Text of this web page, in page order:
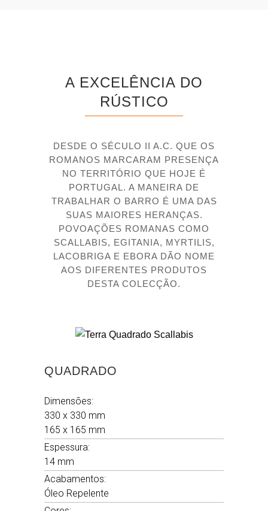
RESISTÊNCIA À FLEXÃO
17 N/MM2
DUREZA DE SUPERFÍCIE (MOHS)
7
RESISTÊNCIA QUÍMICA
UA, UHA
5 %
RESISTÊNCIA AO ESCORREGAMENTO
A EXCELÊNCIA DO
RÚSTICO
DESDE O SÉCULO II A.C. QUE OS
ROMANOS MARCARAM PRESENÇA
NO TERRITÓRIO QUE HOJE É
PORTUGAL. A MANEIRA DE
TRABALHAR O BARRO É UMA DAS
SUAS MAIORES HERANÇAS.
POVOAÇÕES ROMANAS COMO
SCALLABIS, EGITANIA, MYRTILIS,
LACOBRIGA E EBORA DÃO NOME
AOS DIFERENTES PRODUTOS
DESTA COLECÇÃO.
QUADRADO
Dimensões:
330 x 330 mm
165 x 165 mm
Espessura:
14 mm
Acabamentos:
Óleo Repelente